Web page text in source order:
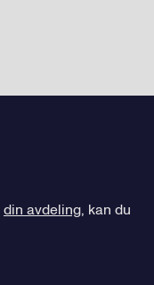
din avdeling, kan du